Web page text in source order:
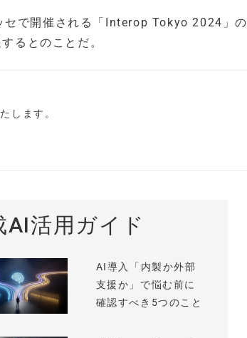
セで開催される「Interop Tokyo 2024」の
るとのことだ。
します。
AI活用ガイド
AI導入「内製か外部
支援か」で悩む前に
確認すべき5つのこと